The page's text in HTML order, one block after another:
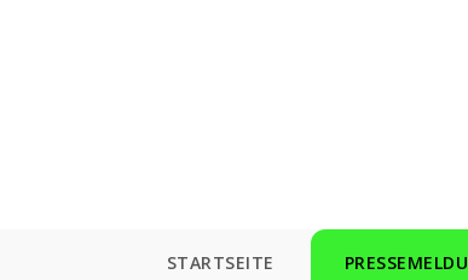
STARTSEITE